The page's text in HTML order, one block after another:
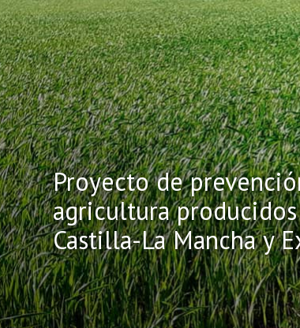
Proyecto de
agricultura
Castilla-La Mancha y